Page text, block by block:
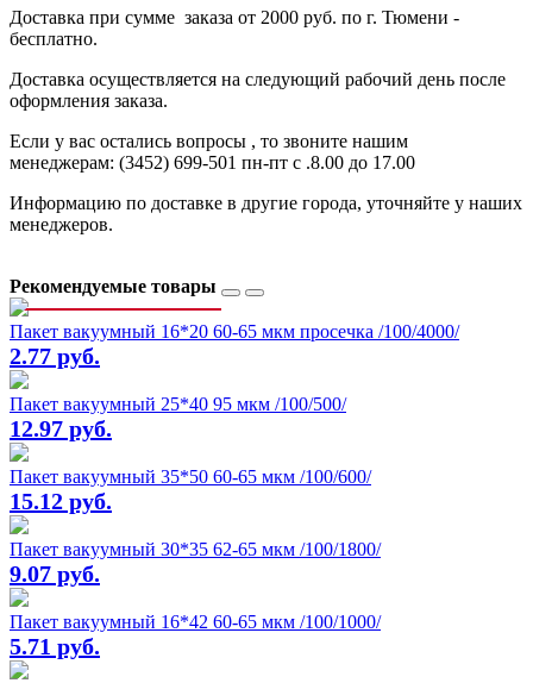
Доставка при сумме заказа от 2000 руб. по г. Тюмени -
бесплатно.
Доставка осуществляется на следующий рабочий день после
оформления заказа.
Если у вас остались вопросы , то звоните нашим
менеджерам: (3452) 699-501 пн-пт с .8.00 до 17.00
Информацию по доставке в другие города, уточняйте у наших
менеджеров.
Рекомендуемые товары
Пакет вакуумный 16*20 60-65 мкм просечка /100/4000/
2.77 руб.
Пакет вакуумный 25*40 95 мкм /100/500/
12.97 руб.
Пакет вакуумный 35*50 60-65 мкм /100/600/
15.12 руб.
Пакет вакуумный 30*35 62-65 мкм /100/1800/
9.07 руб.
Пакет вакуумный 16*42 60-65 мкм /100/1000/
5.71 руб.